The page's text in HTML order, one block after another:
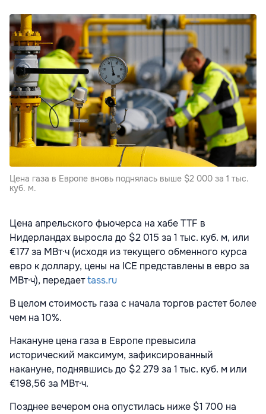
Цена газа в Европе вновь поднялась выше $2 000 за 1 тыс.
куб. м.
Цена апрельского фьючерса на хабе TTF в
Нидерландах выросла до $2 015 за 1 тыс. куб. м, или
€177 за МВт·ч (исходя из текущего обменного курса
евро к доллару, цены на ICE представлены в евро за
МВт·ч), передаетtass.ru
В целом стоимость газа с начала торгов растет более
чем на 10%.
Накануне цена газа в Европе превысила
исторический максимум, зафиксированный
накануне, поднявшись до $2 279 за 1 тыс. куб. м или
€198,56 за МВт·ч.
Позднее вечером она опустилась ниже $1 700 на